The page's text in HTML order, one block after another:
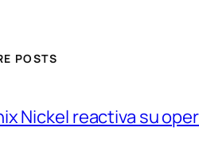
POSTS
Nickel reactiva su